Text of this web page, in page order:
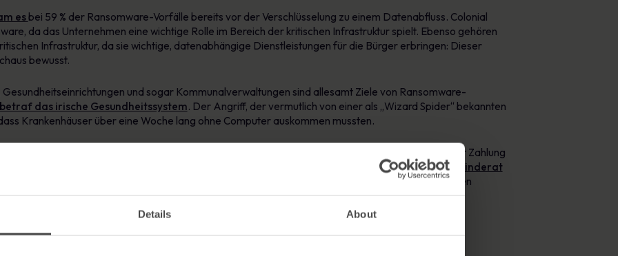
Details About
esbei 59 % der Ransomware-Vorfälle bereits vor der Verschlüsselung zu einem Datenabfluss. Colonial
da das Unternehmen eine wichtige Rolle im Bereich der kritischen Infrastruktur spielt. Ebenso gehören
Infrastruktur, da sie wichtige, datenabhängige Dienstleistungen für die Bürger erbringen: Dieser
bewusst.
und sogar Kommunalverwaltungen sind allesamt Ziele von Ransomware-
das irische Gesundheitssystem. Der Angriff, der vermutlich von einer als „Wizard Spider“ bekannten
Krankenhäuser über eine Woche lang ohne Computer auskommen mussten.
verschlüsselten die Hacker Daten und stahlen große Mengen an Informationen, um den Druck zur Zahlung
(14 Millionen Pfund) zu erhöhen. Im Jahr 2020 kostete ein
Ransomware-Angriff auf den Gemeinderat
10 Millionen Pfund: Zu den entstandenen Kosten zählten Ausfallzeiten und Einbußen bei den
Sektor